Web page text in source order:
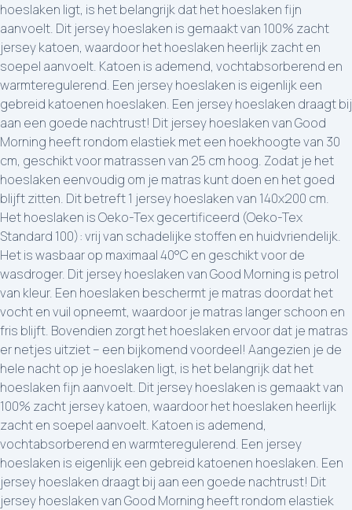
hoeslaken ligt, is het belangrijk dat het hoeslaken fijn
aanvoelt. Dit jersey hoeslaken is gemaakt van 100% zacht
jersey katoen, waardoor het hoeslaken heerlijk zacht en
soepel aanvoelt. Katoen is ademend, vochtabsorberend en
warmteregulerend. Een jersey hoeslaken is eigenlijk een
gebreid katoenen hoeslaken. Een jersey hoeslaken draagt bij
aan een goede nachtrust! Dit jersey hoeslaken van Good
Morning heeft rondom elastiek met een hoekhoogte van 30
cm, geschikt voor matrassen van 25 cm hoog. Zodat je het
hoeslaken eenvoudig om je matras kunt doen en het goed
blijft zitten. Dit betreft 1 jersey hoeslaken van 140x200 cm.
Het hoeslaken is Oeko-Tex gecertificeerd (Oeko-Tex
Standard 100): vrij van schadelijke stoffen en huidvriendelijk.
Het is wasbaar op maximaal 40°C en geschikt voor de
wasdroger. Dit jersey hoeslaken van Good Morning is petrol
van kleur. Een hoeslaken beschermt je matras doordat het
vocht en vuil opneemt, waardoor je matras langer schoon en
fris blijft. Bovendien zorgt het hoeslaken ervoor dat je matras
er netjes uitziet – een bijkomend voordeel! Aangezien je de
hele nacht op je hoeslaken ligt, is het belangrijk dat het
hoeslaken fijn aanvoelt. Dit jersey hoeslaken is gemaakt van
100% zacht jersey katoen, waardoor het hoeslaken heerlijk
zacht en soepel aanvoelt. Katoen is ademend,
vochtabsorberend en warmteregulerend. Een jersey
hoeslaken is eigenlijk een gebreid katoenen hoeslaken. Een
jersey hoeslaken draagt bij aan een goede nachtrust! Dit
jersey hoeslaken van Good Morning heeft rondom elastiek